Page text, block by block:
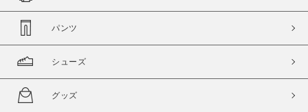
パンツ
シューズ
グッズ